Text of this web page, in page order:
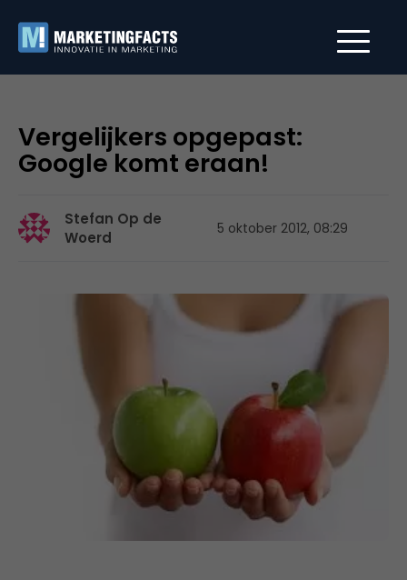
Vergelijkers opgepast:
Google komt eraan!
Stefan Op de
Woerd
5 oktober 2012, 08:29